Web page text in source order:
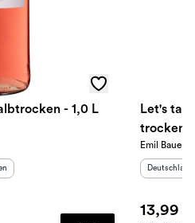
- 1,0 L
:
Let's
trocken
Emil Bauer
Deutschland
13,99 €